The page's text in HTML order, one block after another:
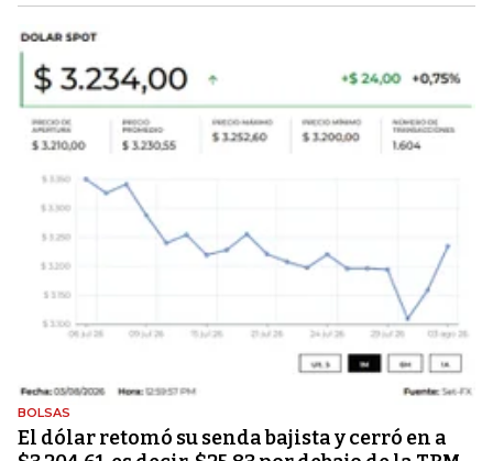
BOLSAS
El dólar retomó su senda bajista y cerró en a